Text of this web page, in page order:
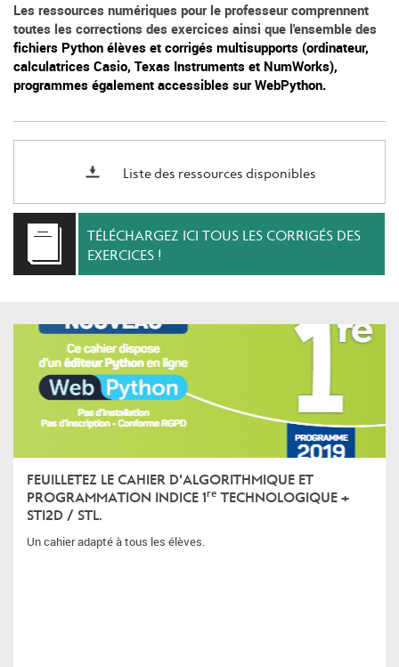
Les ressources numériques pour le professeur comprennent
toutes les corrections des exercices ainsi que l'ensemble des
fichiers Python élèves et corrigés multisupports (ordinateur,
calculatrices Casio, Texas Instruments et NumWorks),
programmes également accessibles sur WebPython.
Liste des ressources disponibles
TÉLÉCHARGEZ ICI TOUS LES CORRIGÉS DES
EXERCICES !
FEUILLETEZ LE CAHIER D'ALGORITHMIQUE ET
PROGRAMMATION INDICE 1re TECHNOLOGIQUE +
STI2D / STL.
Un cahier adapté à tous les élèves.